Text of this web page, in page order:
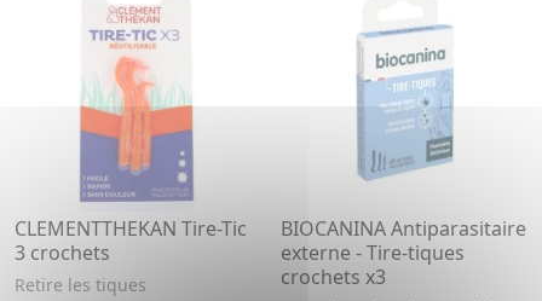
CLEMENTTHEKAN Tire-Tic
3 crochets
Retire les tiques
BIOCANINA Antiparasitaire
externe - Tire-tiques
crochets x3